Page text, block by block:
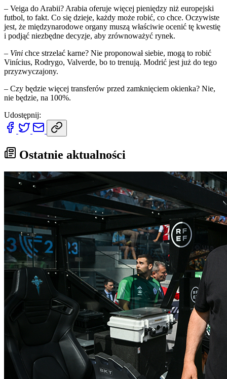
– Veiga do Arabii? Arabia oferuje więcej pieniędzy niż europejski
futbol, to fakt. Co się dzieje, każdy może robić, co chce. Oczywiste
jest, że międzynarodowe organy muszą właściwie ocenić tę kwestię
i podjąć niezbędne decyzje, aby zrównoważyć rynek.
– Vini chce strzelać karne? Nie proponował siebie, mogą to robić
Vinícius, Rodrygo, Valverde, bo to trenują. Modrić jest już do tego
przyzwyczajony.
– Czy będzie więcej transferów przed zamknięciem okienka? Nie,
nie będzie, na 100%.
Udostępnij:
Ostatnie aktualności